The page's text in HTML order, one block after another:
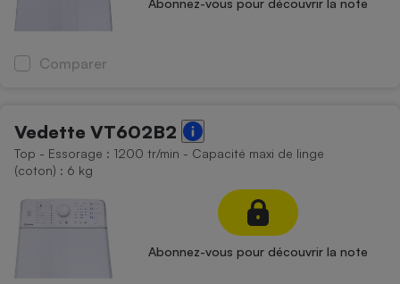
Abonnez-vous pour découvrir la note
Comparer
Vedette VT602B2
Top - Essorage : 1200 tr/min - Capacité maxi de linge
(coton) : 6 kg
Abonnez-vous pour découvrir la note